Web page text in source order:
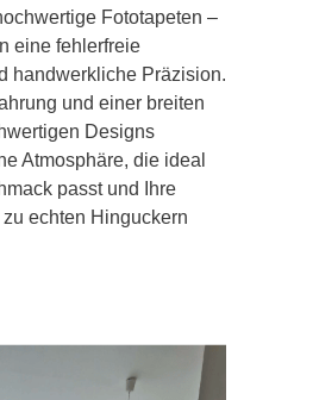
Fototapeten –
eine fehlerfreie
handwerkliche Präzision.
und einer breiten
Designs
Atmosphäre, die ideal
passt und Ihre
echten Hinguckern